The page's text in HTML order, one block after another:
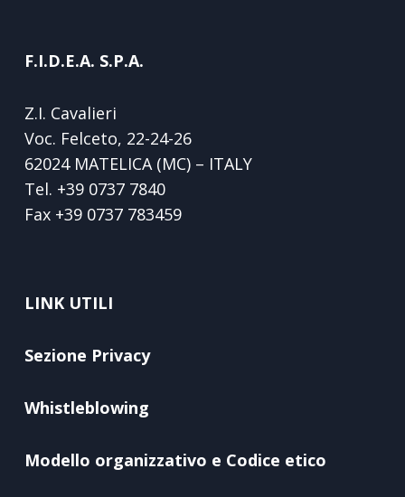
F.I.D.E.A. S.P.A.
Z.I. Cavalieri
Voc. Felceto, 22-24-26
62024 MATELICA (MC) – ITALY
Tel. +39 0737 7840
Fax +39 0737 783459
LINK UTILI
Sezione Privacy
Whistleblowing
Modello organizzativo e Codice etico